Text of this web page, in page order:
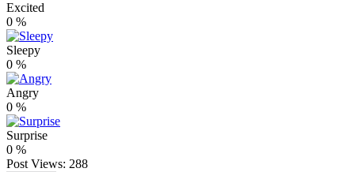
Excited
0 %
Sleepy
0 %
Angry
0 %
Surprise
0 %
Post Views: 288